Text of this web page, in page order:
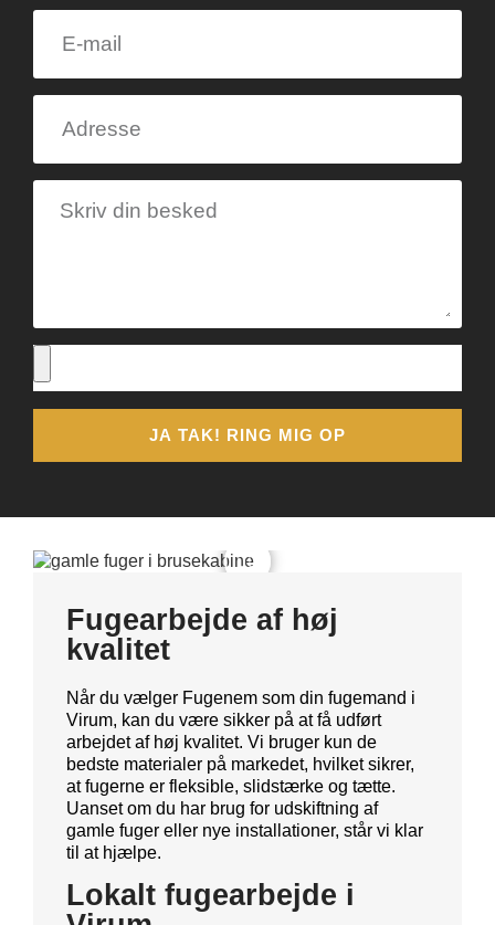
JA TAK! RING MIG OP
Fugearbejde af høj
kvalitet
Når du vælger Fugenem som din fugemand i
Virum, kan du være sikker på at få udført
arbejdet af høj kvalitet. Vi bruger kun de
bedste materialer på markedet, hvilket sikrer,
at fugerne er fleksible, slidstærke og tætte.
Uanset om du har brug for udskiftning af
gamle fuger eller nye installationer, står vi klar
til at hjælpe.
Lokalt fugearbejde i